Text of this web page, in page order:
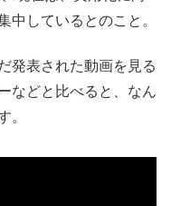
中しているとのこと。
発表された動画を見る
などと比べると、なん
。